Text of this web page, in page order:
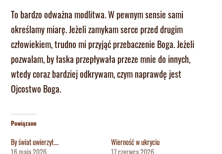
To bardzo odważna modlitwa. W pewnym sensie sami
określamy miarę. Jeżeli zamykam serce przed drugim
człowiekiem, trudno mi przyjąć przebaczenie Boga. Jeżeli
pozwalam, by łaska przepływała przeze mnie do innych,
wtedy coraz bardziej odkrywam, czym naprawdę jest
Ojcostwo Boga.
Powiązane
By świat uwierzył….
16 maja 2026
Wierność w ukryciu
17 czerwca 2026